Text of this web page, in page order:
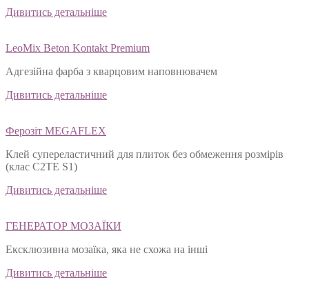
Дивитись детальніше
LeoMix Beton Kontakt Premium
Адгезійна фарба з кварцовим наповнювачем
Дивитись детальніше
Ферозіт MEGAFLEX
Клей супереластичний для плиток без обмеження розмірів
(клас С2ТЕ S1)
Дивитись детальніше
ГЕНЕРАТОР МОЗАЇКИ
Ексклюзивна мозаїка, яка не схожа на інші
Дивитись детальніше